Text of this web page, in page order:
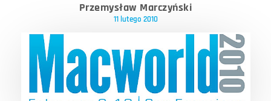
Przemysław Marczyński
11 lutego 2010